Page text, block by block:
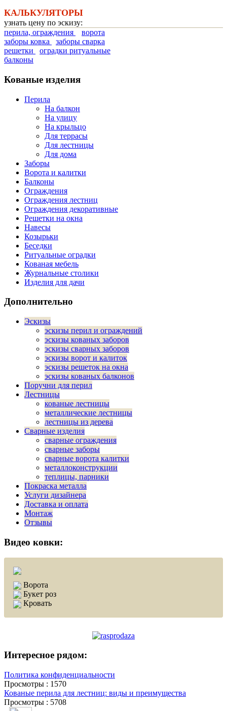
КАЛЬКУЛЯТОРЫ
узнать цену по эскизу:
перила, ограждения
ворота
заборы ковка
заборы сварка
решетки
оградки ритуальные
балконы
Кованые изделия
Перила
На балкон
На улицу
На крыльцо
Для террасы
Для лестницы
Для дома
Заборы
Ворота и калитки
Балконы
Ограждения
Ограждения лестниц
Ограждения декоративные
Решетки на окна
Навесы
Козырьки
Беседки
Ритуальные оградки
Кованая мебель
Журнальные столики
Изделия для дачи
Дополнительно
Эскизы
эскизы перил и ограждений
эскизы кованых заборов
эскизы сварных заборов
эскизы ворот и калиток
эскизы решеток на окна
эскизы кованых балконов
Поручни для перил
Лестницы
кованые лестницы
металлические лестницы
лестницы из дерева
Сварные изделия
сварные ограждения
сварные заборы
сварные ворота калитки
металлоконструкции
теплицы, парники
Покраска металла
Услуги дизайнера
Доставка и оплата
Монтаж
Отзывы
Видео ковки:
Ворота
Букет роз
Кровать
Интересное рядом:
Политика конфиденциальности
Просмотры : 1570
Кованые перила для лестниц: виды и преимущества
Просмотры : 5708